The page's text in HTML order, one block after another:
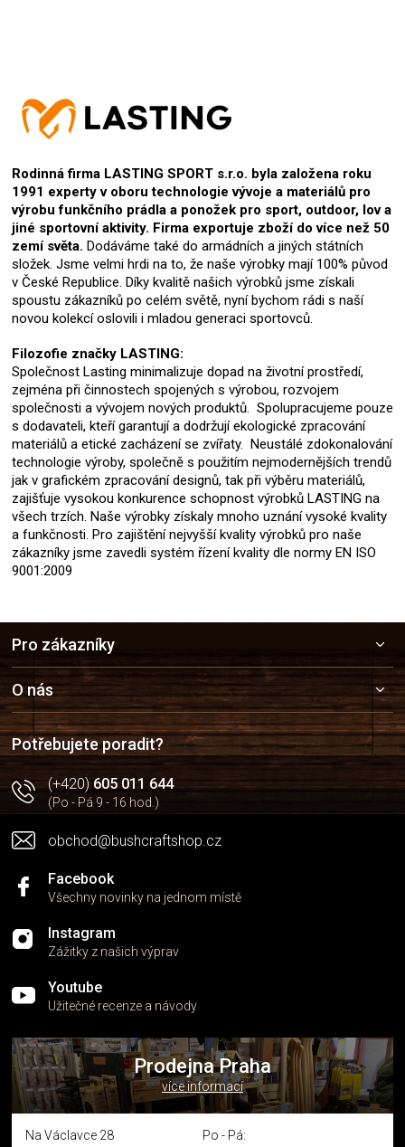
Rodinná firma LASTING SPORT s.r.o. byla založena roku
1991 experty v oboru technologie vývoje a materiálů pro
výrobu funkčního prádla a ponožek pro sport, outdoor, lov a
jiné sportovní aktivity. Firma exportuje zboží do více než 50
zemí světa. Dodáváme také do armádních a jiných státních
složek. Jsme velmi hrdi na to, že naše výrobky mají 100% původ
v České Republice. Díky kvalitě našich výrobků jsme získali
spoustu zákazníků po celém světě, nyní bychom rádi s naší
novou kolekcí oslovili i mladou generaci sportovců.
Filozofie značky LASTING:
Společnost Lasting minimalizuje dopad na životní prostředí,
zejména při činnostech spojených s výrobou, rozvojem
společnosti a vývojem nových produktů. Spolupracujeme pouze
s dodavateli, kteří garantují a dodržují ekologické zpracování
materiálů a etické zacházení se zvířaty. Neustálé zdokonalování
technologie výroby, společně s použitím nejmodernějších trendů
jak v grafickém zpracování designů, tak při výběru materiálů,
zajišťuje vysokou konkurence schopnost výrobků LASTING na
všech trzích. Naše výrobky získaly mnoho uznání vysoké kvality
a funkčnosti. Pro zajištění nejvyšší kvality výrobků pro naše
zákazníky jsme zavedli systém řízení kvality dle normy EN ISO
9001:2009
a
t
í
Pro zákazníky
O nás
Potřebujete poradit?
(+420)605 011 644
(Po - Pá 9 - 16 hod.)
obchod@bushcraftshop.cz
Facebook
Všechny novinky na jednom místě
Instagram
Zážitky z našich výprav
Youtube
Užitečné recenze a návody
Prodejna Praha
více informací
Na Václavce 28
Po - Pá: